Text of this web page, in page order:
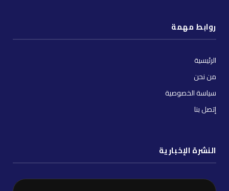
روابط مهمة
الرئيسية
من نحن
سياسة الخصوصية
إتصل بنا
النشرة الإخبارية